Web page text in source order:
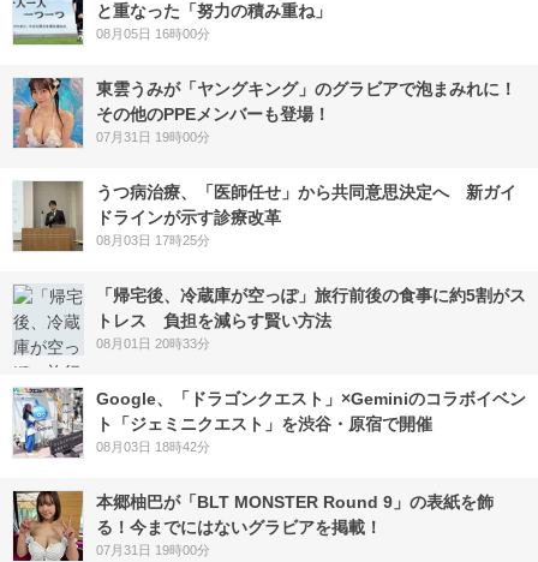
と重なった「努力の積み重ね」
08月05日 16時00分
東雲うみが「ヤングキング」のグラビアで泡まみれに！
その他のPPEメンバーも登場！
07月31日 19時00分
うつ病治療、「医師任せ」から共同意思決定へ 新ガイ
ドラインが示す診療改革
08月03日 17時25分
「帰宅後、冷蔵庫が空っぽ」旅行前後の食事に約5割がス
トレス 負担を減らす賢い方法
08月01日 20時33分
Google、「ドラゴンクエスト」×Geminiのコラボイベン
ト「ジェミニクエスト」を渋谷・原宿で開催
08月03日 18時42分
本郷柚巴が「BLT MONSTER Round 9」の表紙を飾
る！今までにはないグラビアを掲載！
07月31日 19時00分